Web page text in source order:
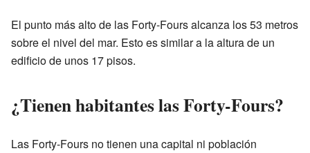
El punto más alto de las Forty-Fours alcanza los 53 metros
sobre el nivel del mar. Esto es similar a la altura de un
edificio de unos 17 pisos.
¿Tienen habitantes las Forty-Fours?
Las Forty-Fours no tienen una capital ni población